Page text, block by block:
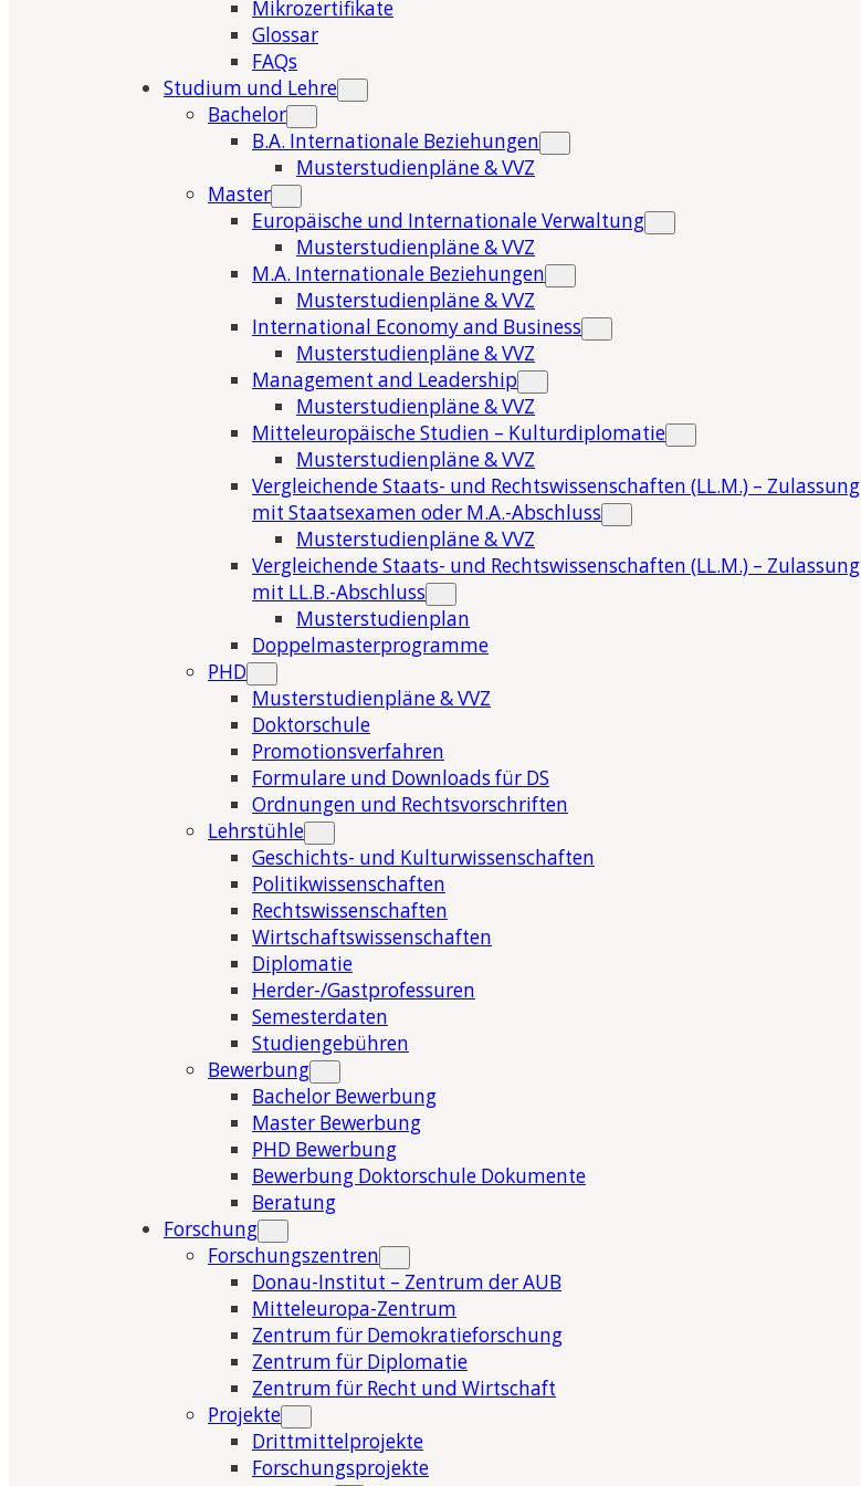
Mikrozertifikate
Glossar
FAQs
Studium und Lehre
Bachelor
B.A. Internationale Beziehungen
Musterstudienpläne & VVZ
Master
Europäische und Internationale Verwaltung
Musterstudienpläne & VVZ
M.A. Internationale Beziehungen
Musterstudienpläne & VVZ
International Economy and Business
Musterstudienpläne & VVZ
Management and Leadership
Musterstudienpläne & VVZ
Mitteleuropäische Studien – Kulturdiplomatie
Musterstudienpläne & VVZ
Vergleichende Staats- und Rechtswissenschaften (LL.M.) – Zulassung
mit Staatsexamen oder M.A.-Abschluss
Musterstudienpläne & VVZ
Vergleichende Staats- und Rechtswissenschaften (LL.M.) – Zulassung
mit LL.B.-Abschluss
Musterstudienplan
Doppelmasterprogramme
PHD
Musterstudienpläne & VVZ
Doktorschule
Promotionsverfahren
Formulare und Downloads für DS
Ordnungen und Rechtsvorschriften
Lehrstühle
Geschichts- und Kulturwissenschaften
Politikwissenschaften
Rechtswissenschaften
Wirtschaftswissenschaften
Diplomatie
Herder-/Gastprofessuren
Semesterdaten
Studiengebühren
Bewerbung
Bachelor Bewerbung
Master Bewerbung
PHD Bewerbung
Bewerbung Doktorschule Dokumente
Beratung
Forschung
Forschungszentren
Donau-Institut – Zentrum der AUB
Mitteleuropa-Zentrum
Zentrum für Demokratieforschung
Zentrum für Diplomatie
Zentrum für Recht und Wirtschaft
Projekte
Drittmittelprojekte
Forschungsprojekte